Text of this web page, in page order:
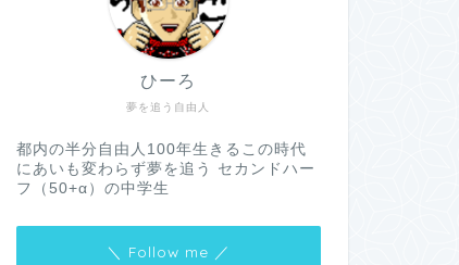
夢を追う自由人
ひーろ
都内の半分自由人100年生きるこの時代
にあいも変わらず夢を追う セカンドハー
フ（50+α）の中学生
＼ Follow me ／